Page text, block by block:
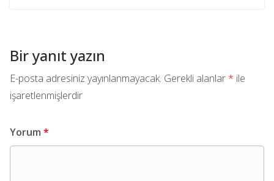
Bir yanıt yazın
E-posta adresiniz yayınlanmayacak. Gerekli alanlar * ile
işaretlenmişlerdir
Yorum *